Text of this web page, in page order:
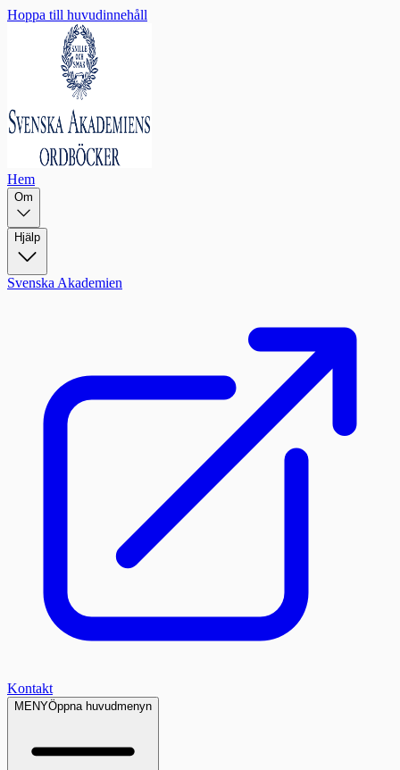
Hoppa till huvudinnehåll
Hem
Om
Hjälp
Svenska Akademien
Kontakt
MENYÖppna huvudmenyn